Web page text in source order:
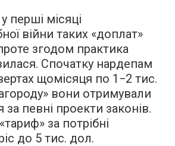
перші місяці
війни таких «доплат»
згодом практика
Спочатку нардепам
щомісяця по 1−2 тис.
вони отримували
за певні проекти законів.
за потрібні
до 5 тис. дол.